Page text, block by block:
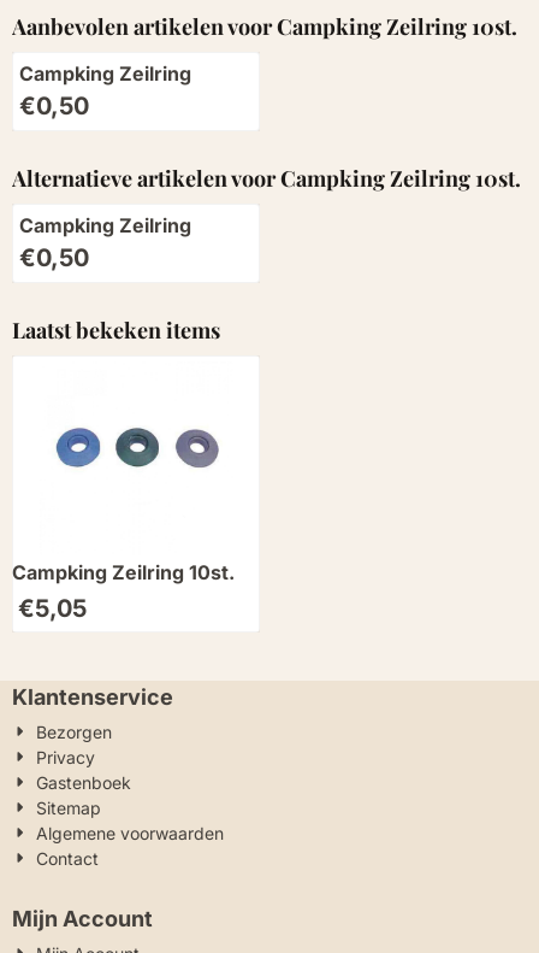
Aanbevolen artikelen voorCampking Zeilring 10st.
Campking Zeilring
Prijs: 0,50
€0,50
Alternatieve artikelen voorCampking Zeilring 10st.
Campking Zeilring
Prijs: 0,50
€0,50
Laatst bekeken items
Campking Zeilring 10st.
€5,05
Klantenservice
Bezorgen
Privacy
Gastenboek
Sitemap
Algemene voorwaarden
Contact
Mijn Account